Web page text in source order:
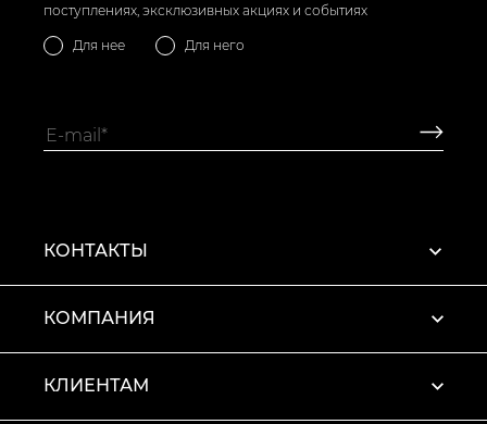
поступлениях, эксклюзивных акциях и событиях
Для нее Для него
КОНТАКТЫ
КОМПАНИЯ
КЛИЕНТАМ